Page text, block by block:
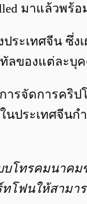
มาแล้วพร้อ
เทศจีน ซึ่งเ
องแต่ละบุค
ารจัดการค
ประเทศจีน
ทรคมนาค
นให้สามาร